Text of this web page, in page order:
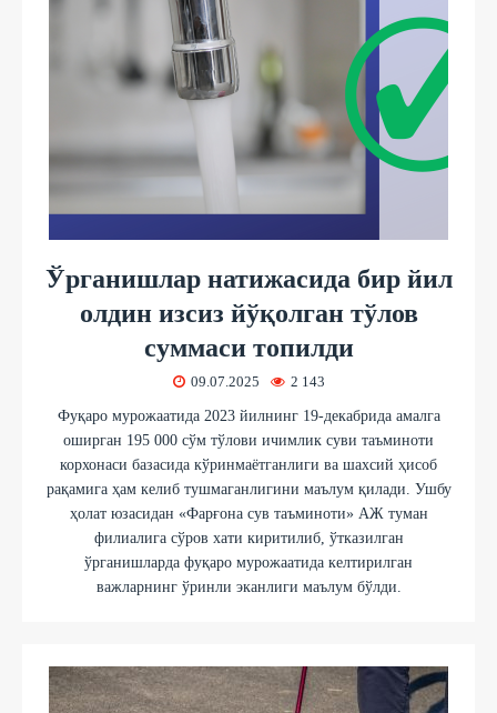
Ўрганишлар натижасида бир йил
олдин изсиз йўқолган тўлов
суммаси топилди
09.07.2025 2 143
Фуқаро мурожаатида 2023 йилнинг 19-декабрида амалга
оширган 195 000 сўм тўлови ичимлик суви таъминоти
корхонаси базасида кўринмаётганлиги ва шахсий ҳисоб
рақамига ҳам келиб тушмаганлигини маълум қилади. Ушбу
ҳолат юзасидан «Фарғона сув таъминоти» АЖ туман
филиалига сўров хати киритилиб, ўтказилган
ўрганишларда фуқаро мурожаатида келтирилган
важларнинг ўринли эканлиги маълум бўлди.